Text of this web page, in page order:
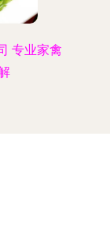
专业家禽